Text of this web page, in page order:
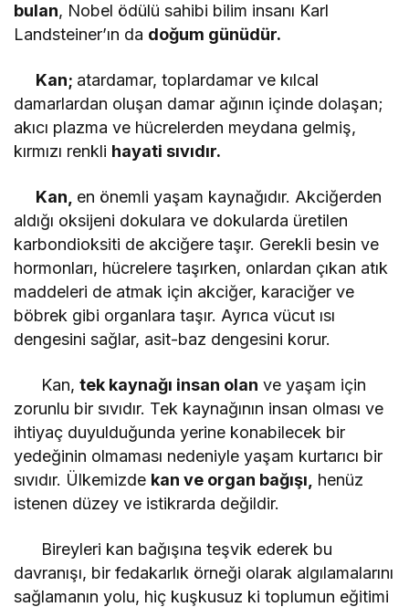
bulan, Nobel ödülü sahibi bilim insanı Karl
Landsteiner’ın da doğum günüdür.
Kan; atardamar, toplardamar ve kılcal
damarlardan oluşan damar ağının içinde dolaşan;
akıcı plazma ve hücrelerden meydana gelmiş,
kırmızı renkli hayati sıvıdır.
Kan, en önemli yaşam kaynağıdır. Akciğerden
aldığı oksijeni dokulara ve dokularda üretilen
karbondioksiti de akciğere taşır. Gerekli besin ve
hormonları, hücrelere taşırken, onlardan çıkan atık
maddeleri de atmak için akciğer, karaciğer ve
böbrek gibi organlara taşır. Ayrıca vücut ısı
dengesini sağlar, asit-baz dengesini korur.
Kan,tek kaynağı insan olan ve yaşam için
zorunlu bir sıvıdır. Tek kaynağının insan olması ve
ihtiyaç duyulduğunda yerine konabilecek bir
yedeğinin olmaması nedeniyle yaşam kurtarıcı bir
sıvıdır. Ülkemizde kan ve organ bağışı,
henüz
istenen düzey ve istikrarda değildir.
Bireyleri kan bağışına teşvik ederek bu
davranışı, bir fedakarlık örneği olarak algılamalarını
sağlamanın yolu, hiç kuşkusuz ki toplumun eğitimi